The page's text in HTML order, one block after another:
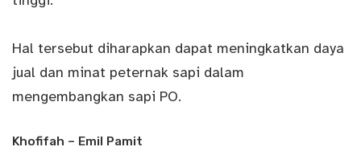
Hal tersebut diharapkan dapat meningkatkan daya
jual dan minat peternak sapi dalam
mengembangkan sapi PO.
Khofifah – Emil Pamit